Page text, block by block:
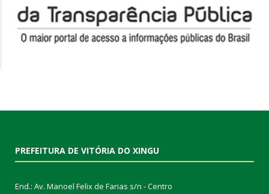
PREFEITURA DE VITÓRIA DO XINGU
End.: Av. Manoel Felix de Farias s/n - Centro